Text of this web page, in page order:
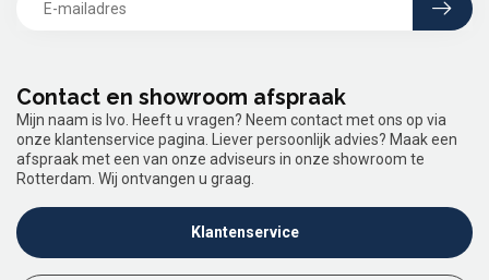
Contact en showroom afspraak
Mijn naam is Ivo. Heeft u vragen? Neem contact met ons op via
onze klantenservice pagina. Liever persoonlijk advies? Maak een
afspraak met een van onze adviseurs in onze showroom te
Rotterdam. Wij ontvangen u graag.
Klantenservice